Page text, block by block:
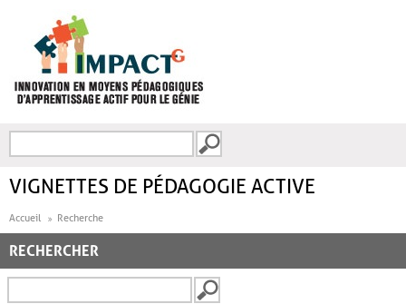
FORMULAIRE DE
VIGNETTES DE PÉDAGOGIE ACTIVE
Accueil Recherche
RECHERCHER